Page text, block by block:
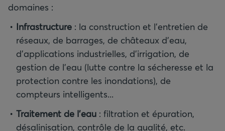
domaines :
Infrastructure : la construction et l’entretien de
réseaux, de barrages, de châteaux d’eau,
d’applications industrielles, d’irrigation, de
gestion de l’eau (lutte contre la sécheresse et la
protection contre les inondations), de
Traitement de l’eau : filtration et épuration,